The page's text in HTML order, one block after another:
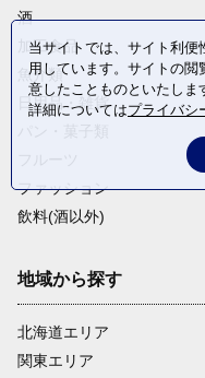
酒
加工食品
魚介類
日用品・雑貨
ファッション
飲料(酒以外)
地域から探す
北海道エリア
関東エリア
当サイトでは、サイト利便
用しています。サイトの閲
意したことものといたしま
詳細についてはプライバシ